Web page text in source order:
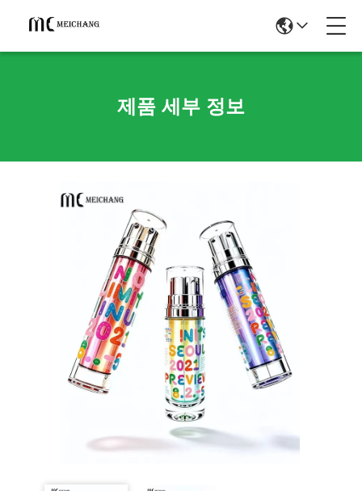
제품 세부 정보